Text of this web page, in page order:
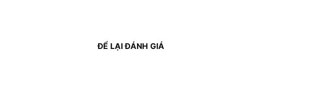
ĐỂ LẠI ĐÁNH GIÁ